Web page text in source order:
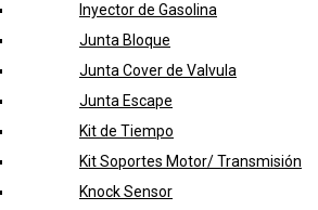
Inyector de Gasolina
Junta Bloque
Junta Cover de Valvula
Junta Escape
Kit de Tiempo
Kit Soportes Motor/ Transmisión
Knock Sensor